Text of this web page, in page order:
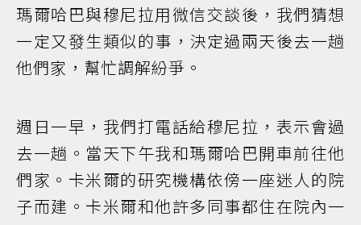
瑪爾哈巴與穆尼拉用微信交談後，我們猜想
一定又發生類似的事，決定過兩天後去一趟
他們家，幫忙調解紛爭。
週日一早，我們打電話給穆尼拉，表示會過
去一趟。當天下午我和瑪爾哈巴開車前往他
們家。卡米爾的研究機構依傍一座迷人的院
子而建。卡米爾和他許多同事都住在院內一